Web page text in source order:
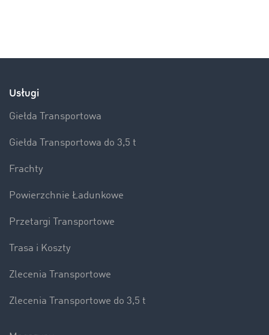
Usługi
Giełda Transportowa
Giełda Transportowa do 3,5 t
Frachty
Powierzchnie Ładunkowe
Przetargi Transportowe
Trasa i Koszty
Zlecenia Transportowe
Zlecenia Transportowe do 3,5 t